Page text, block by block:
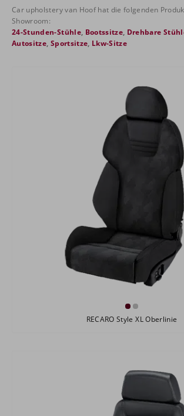
Car upholstery van Hoof hat die folgenden
Showroom:
24-Stunden-Stühle, Bootssitze Drehbare
Autositze Sportsitze Lkw-Sitze
RECARO Style XL Oberlinie